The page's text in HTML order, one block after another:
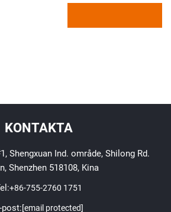
KONTAKTA
Shengxuan Ind. område, Shilong Rd.
Shenzhen 518108, Kina
+86-755-2760 1751
post:[email protected]